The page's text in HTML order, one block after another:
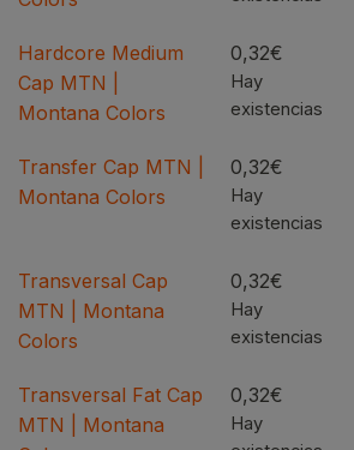
cantidad
MTN
Montana
cantidad
Hardcore
Medium
MTN
cantidad
Hardcore Medium
Cap MTN |
Montana Colors
0,32€
Hay
existencias
Transfer
Montana
Colors
Transfer Cap MTN |
Montana Colors
0,32€
Hay
existencias
Transversal
Cap
Montana
Transversal Cap
MTN | Montana
Colors
0,32€
Hay
existencias
Transversal
Transversal Fat Cap
MTN | Montana
0,32€
Hay